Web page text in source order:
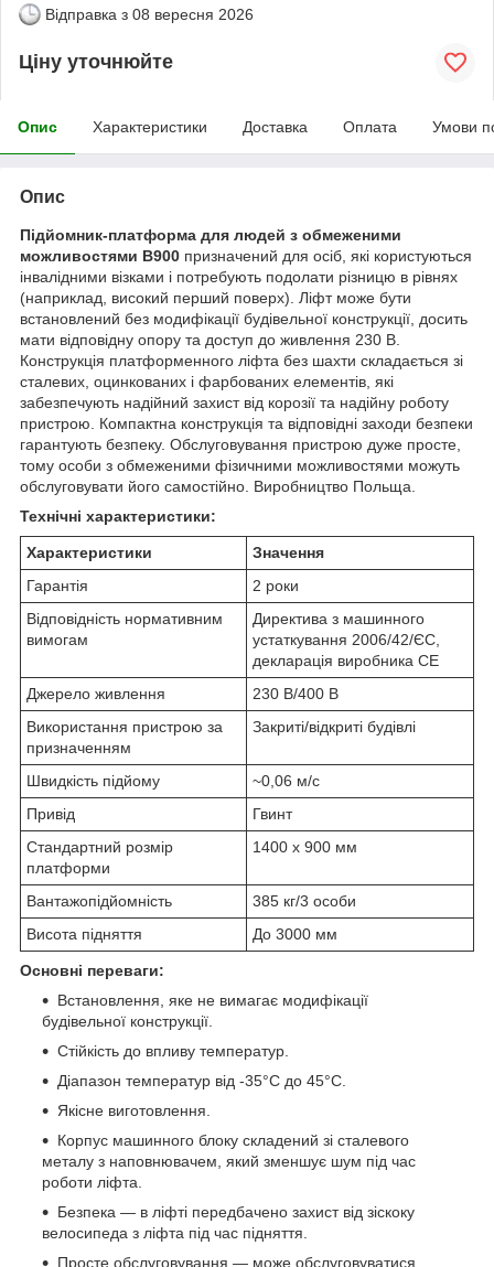
Відправка з 08 вересня 2026
Ціну уточнюйте
Опис Характеристики Доставка Оплата Умови
Опис
Підйомник-платформа для людей з обмеженими
можливостями B900 призначений для осіб, які користуються
інвалідними візками і потребують подолати різницю в рівнях
(наприклад, високий перший поверх). Ліфт може бути
встановлений без модифікації будівельної конструкції, досить
мати відповідну опору та доступ до живлення 230 В.
Конструкція платформенного ліфта без шахти складається зі
сталевих, оцинкованих і фарбованих елементів, які
забезпечують надійний захист від корозії та надійну роботу
пристрою. Компактна конструкція та відповідні заходи безпеки
гарантують безпеку. Обслуговування пристрою дуже просте,
тому особи з обмеженими фізичними можливостями можуть
обслуговувати його самостійно. Виробництво Польща.
Технічні характеристики:
Характеристики
Значення
Гарантія
2 роки
Відповідність нормативним
вимогам
Директива з машинного
устаткування 2006/42/ЄС,
декларація виробника CE
Джерело живлення
230 В/400 В
Використання пристрою за
призначенням
Закриті/відкриті будівлі
Швидкість підйому
~0,06 м/с
Привід
Гвинт
Стандартний розмір
платформи
1400 х 900 мм
Вантажопідйомність
385 кг/3 особи
Висота підняття
До 3000 мм
Основні переваги:
Встановлення, яке не вимагає модифікації
будівельної конструкції.
Стійкість до впливу температур.
Діапазон температур від -35°C до 45°C.
Якісне виготовлення.
Корпус машинного блоку складений зі сталевого
металу з наповнювачем, який зменшує шум під час
роботи ліфта.
Безпека — в ліфті передбачено захист від зіскоку
велосипеда з ліфта під час підняття.
Просте обслуговування — може обслуговуватися